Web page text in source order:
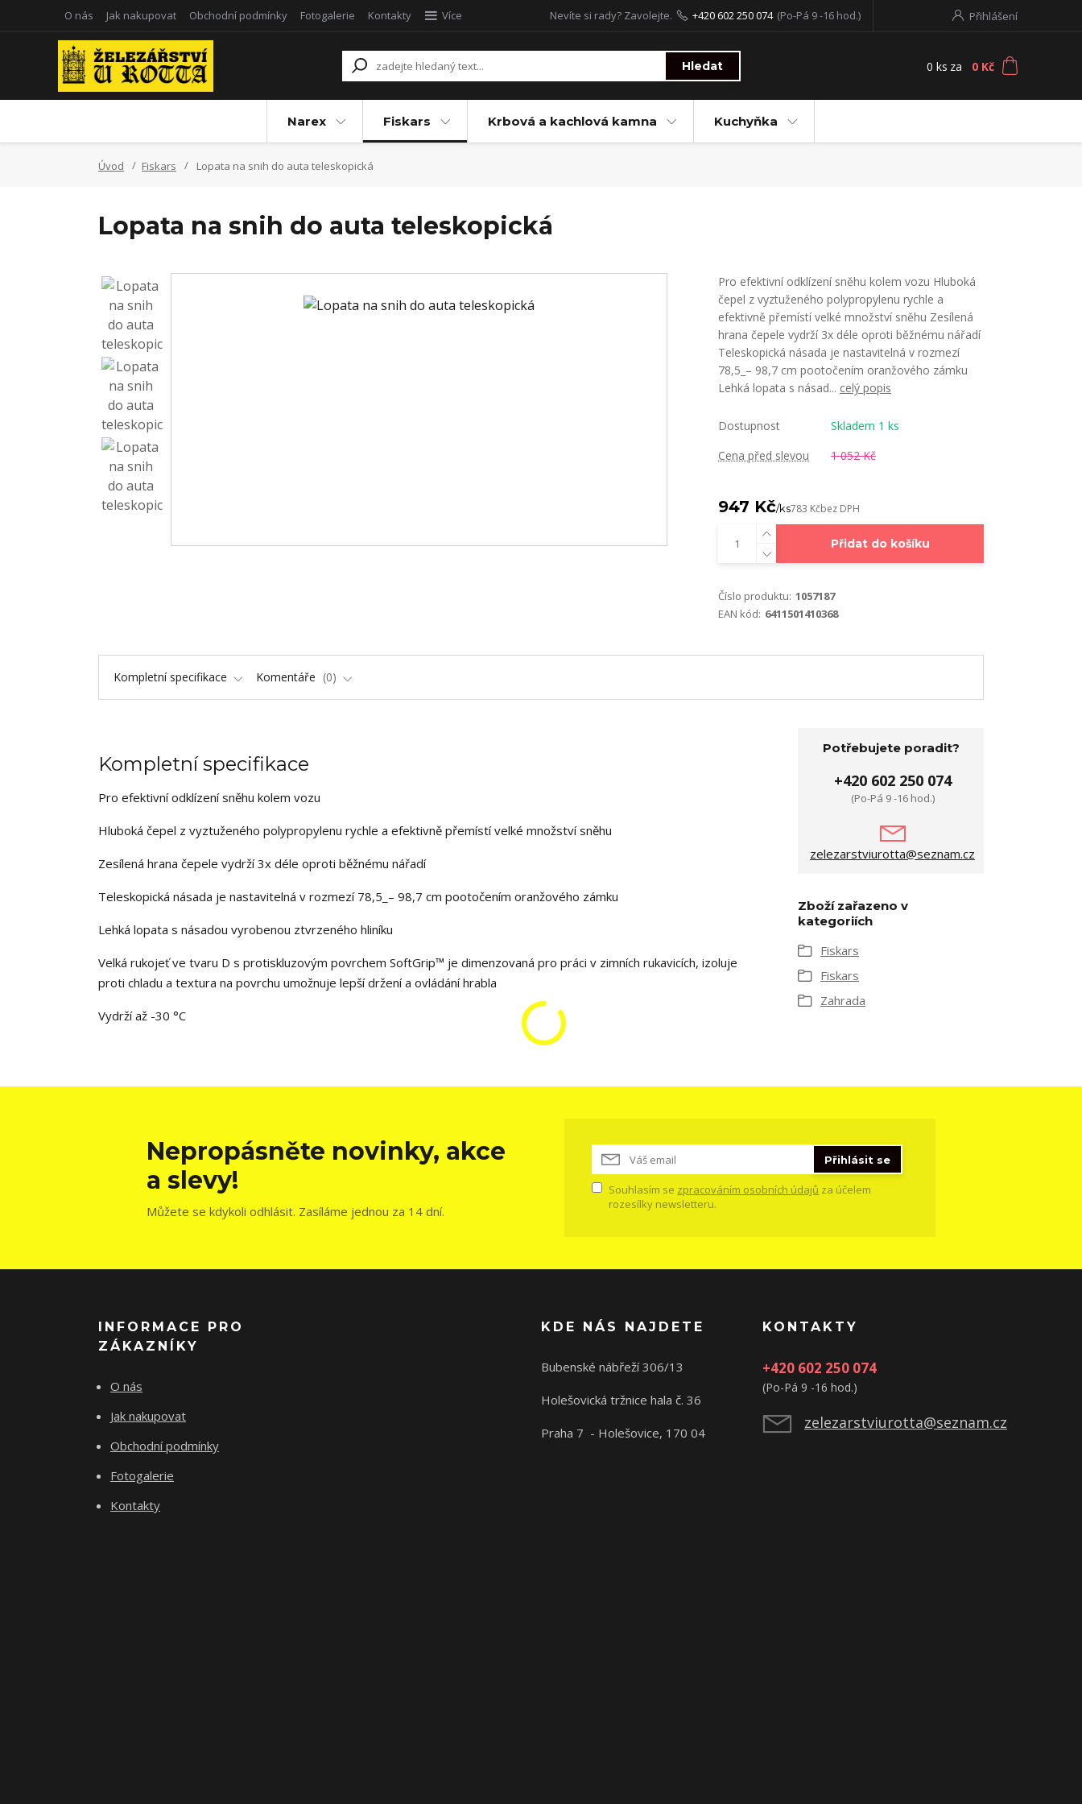
O nás Jak nakupovat Obchodní podmínky Fotogalerie Kontakty Více Přihlášení
Hledat
Nevíte si rady? Zavolejte. +420 602 250 074 (Po-Pá 9 -16 hod.)
0 ks za 0 Kč
Narex Fiskars Krbová a kachlová kamna Kuchyňka
Úvod Fiskars Lopata na snih do auta teleskopická
Lopata na snih do auta teleskopická
Pro efektivní odklízení sněhu kolem vozu Hluboká
čepel z vyztuženého polypropylenu rychle a
efektivně přemístí velké množství sněhu Zesílená
hrana čepele vydrží 3x déle oproti běžnému nářadí
Teleskopická násada je nastavitelná v rozmezí
78,5_– 98,7 cm pootočením oranžového zámku
Lehká lopata s násad... celý popis
Dostupnost
Skladem 1 ks
Cena před slevou
1 052 Kč
947 Kč/ks783 Kčbez DPH
Přidat do košíku
Číslo produktu: 1057187
EAN kód: 6411501410368
Kompletní specifikace Komentáře 0
Kompletní specifikace
Pro efektivní odklízení sněhu kolem vozu
Hluboká čepel z vyztuženého polypropylenu rychle a efektivně přemístí velké množství sněhu
Zesílená hrana čepele vydrží 3x déle oproti běžnému nářadí
Teleskopická násada je nastavitelná v rozmezí 78,5_– 98,7 cm pootočením oranžového zámku
Lehká lopata s násadou vyrobenou ztvrzeného hliníku
Velká rukojeť ve tvaru D s protiskluzovým povrchem SoftGrip™ je dimenzovaná pro práci v zimních rukavicích, izoluje
proti chladu a textura na povrchu umožnuje lepší držení a ovládání hrabla
Vydrží až -30 °C
Potřebujete poradit?
+420 602 250 074
(Po-Pá 9 -16 hod.)
zelezarstviurotta@seznam.cz
Zboží zařazeno v
kategoriích
Fiskars
Fiskars
Zahrada
Nepropásněte novinky, akce
a slevy!
Můžete se kdykoli odhlásit. Zasíláme jednou za 14 dní.
Přihlásit se
Souhlasím se zpracováním osobních údajů za účelem
rozesílky newsletteru.
INFORMACE PRO
ZÁKAZNÍKY
O nás
Jak nakupovat
Obchodní podmínky
Fotogalerie
Kontakty
KDE NÁS NAJDETE
Bubenské nábřeží 306/13
Holešovická tržnice hala č. 36
Praha 7 - Holešovice, 170 04
KONTAKTY
+420 602 250 074
(Po-Pá 9 -16 hod.)
zelezarstviurotta@seznam.cz